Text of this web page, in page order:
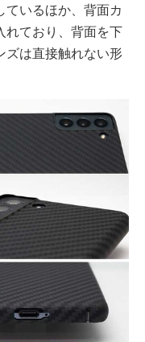
ているほか、背面カ
れており、背面を下
ズは直接触れない形